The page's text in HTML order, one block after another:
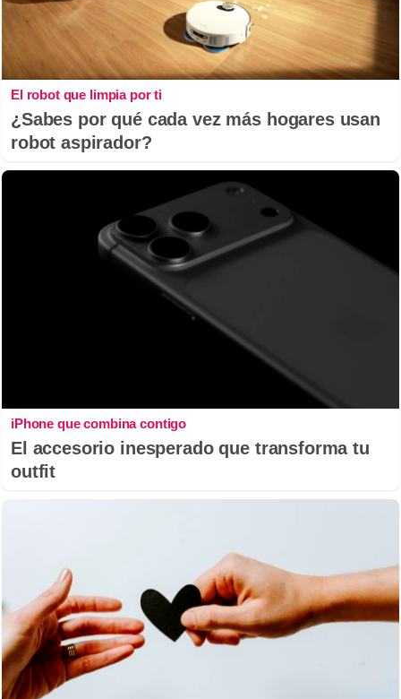
El robot que limpia por ti
¿Sabes por qué cada vez más hogares usan
robot aspirador?
iPhone que combina contigo
El accesorio inesperado que transforma tu
outfit